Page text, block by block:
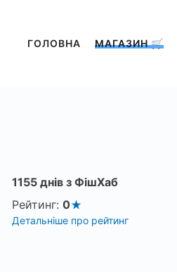
ГОЛОВНА МАГАЗИН 🛒
1155 днів з ФішХаб
Рейтинг: 0
Детальніше про рейтинг